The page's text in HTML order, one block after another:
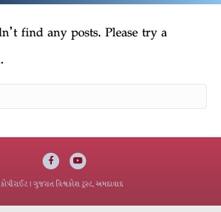
find any posts. Please try a
FacebookYoutube
કોપીરાઈટ| ગુજરાત વિશ્વકોશ ટ્રસ્ટ, અમદાવાદ